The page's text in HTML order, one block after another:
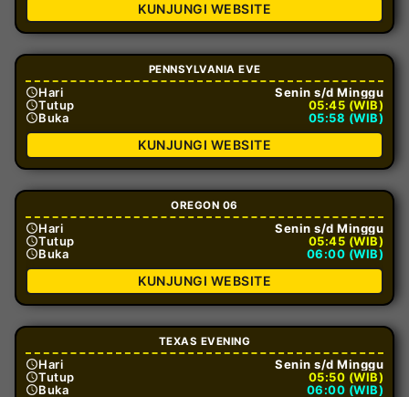
KUNJUNGI WEBSITE
PENNSYLVANIA EVE
Hari
Senin s/d Minggu
Tutup
05:45 (WIB)
Buka
05:58 (WIB)
KUNJUNGI WEBSITE
OREGON 06
Hari
Senin s/d Minggu
Tutup
05:45 (WIB)
Buka
06:00 (WIB)
KUNJUNGI WEBSITE
TEXAS EVENING
Hari
Senin s/d Minggu
Tutup
05:50 (WIB)
Buka
06:00 (WIB)